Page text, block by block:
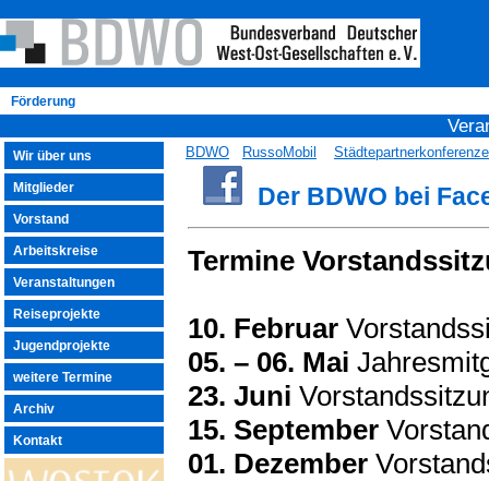
Förderung
Wir über uns
Mitglieder
Vorstand
Arbeitskreise
Veranstaltungen
Reiseprojekte
Jugendprojekte
weitere Termine
Archiv
Kontakt
BDWO RussoMobil
Der BDWO bei
Termine
10. Februar
05. – 06. Mai
23. Juni
15. September
01. Dezember